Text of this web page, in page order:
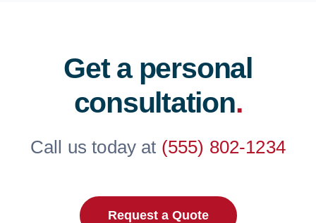
Get a personal
consultation.
Call us today at (555) 802-1234
Request a Quote